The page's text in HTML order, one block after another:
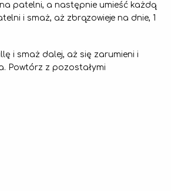
patelni, a następnie umieść każdą
i smaż, aż zbrązowieje na dnie, 1
i smaż dalej, aż się zarumieni i
Powtórz z pozostałymi